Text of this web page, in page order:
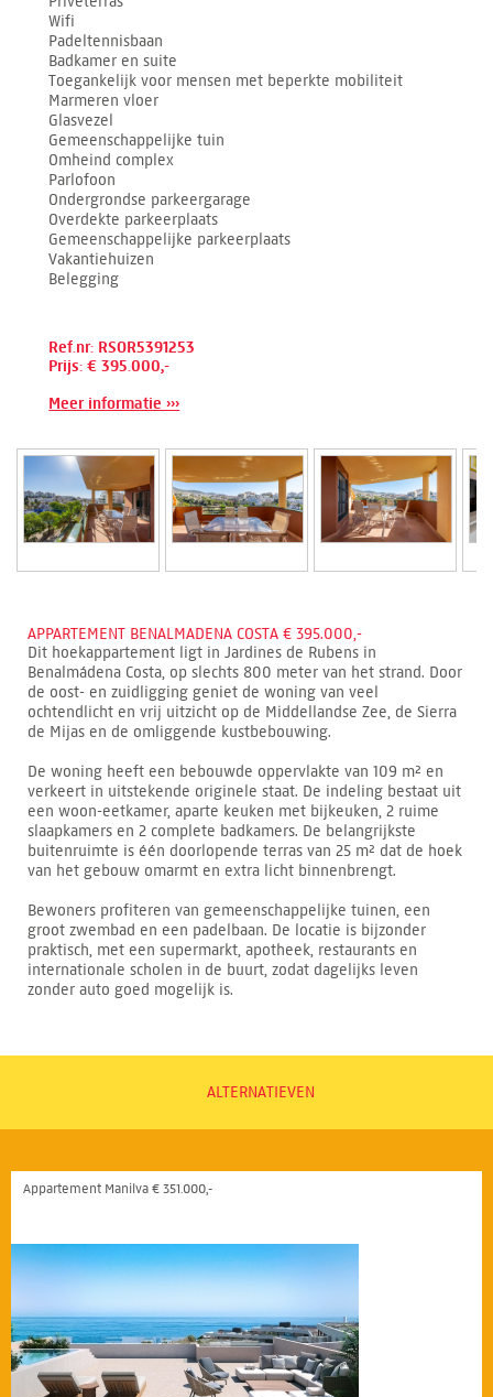
Wifi
Padeltennisbaan
Badkamer en suite
Toegankelijk voor mensen met beperkte mobiliteit
Marmeren vloer
Glasvezel
Gemeenschappelijke tuin
Omheind complex
Parlofoon
Ondergrondse parkeergarage
Overdekte parkeerplaats
Gemeenschappelijke parkeerplaats
Vakantiehuizen
Belegging
Ref.nr: RSOR5391253
Prijs: € 395.000,-
Meer informatie ›››
APPARTEMENT BENALMADENA COSTA € 395.000,-
Dit hoekappartement ligt in Jardines de Rubens in
Benalmádena Costa, op slechts 800 meter van het strand. Door
de oost- en zuidligging geniet de woning van veel
ochtendlicht en vrij uitzicht op de Middellandse Zee, de Sierra
de Mijas en de omliggende kustbebouwing.
De woning heeft een bebouwde oppervlakte van 109 m² en
verkeert in uitstekende originele staat. De indeling bestaat uit
een woon-eetkamer, aparte keuken met bijkeuken, 2 ruime
slaapkamers en 2 complete badkamers. De belangrijkste
buitenruimte is één doorlopende terras van 25 m² dat de hoek
van het gebouw omarmt en extra licht binnenbrengt.
Bewoners profiteren van gemeenschappelijke tuinen, een
groot zwembad en een padelbaan. De locatie is bijzonder
praktisch, met een supermarkt, apotheek, restaurants en
internationale scholen in de buurt, zodat dagelijks leven
zonder auto goed mogelijk is.
ALTERNATIEVEN
Appartement Manilva € 351.000,-